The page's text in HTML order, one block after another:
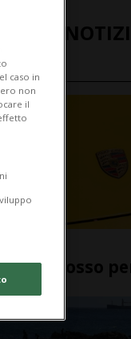
ULTIME
in rosso
caso in
non
il